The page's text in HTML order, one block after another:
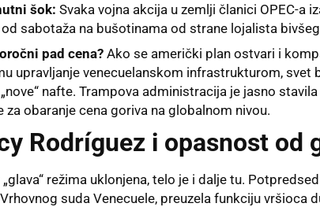
šok: Svaka vojna akcija u zemlji članici OPEC-a
sabotaža na bušotinama od strane lojalista
pad cena? Ako se američki plan ostvari i
upravljanje venecuelanskom infrastrukturom,
nafte. Trampova administracija je jasno
za obaranje cena goriva na globalnom nivou.
Rodríguez i opasnost od
režima uklonjena, telo je i dalje tu.
suda Venecuele, preuzela funkciju vršioca